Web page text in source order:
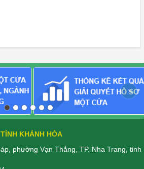
›
KHÁNH HÒA
phường Vạn Thắng, TP. Nha Trang, tỉnh